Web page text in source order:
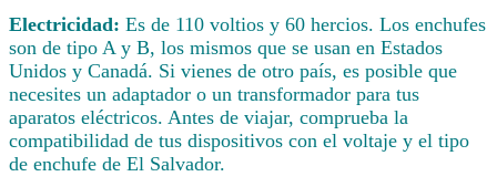
Electricidad: Es de 110 voltios y 60 hercios. Los enchufes
son de tipo A y B, los mismos que se usan en Estados
Unidos y Canadá. Si vienes de otro país, es posible que
necesites un adaptador o un transformador para tus
aparatos eléctricos. Antes de viajar, comprueba la
compatibilidad de tus dispositivos con el voltaje y el tipo
de enchufe de El Salvador.